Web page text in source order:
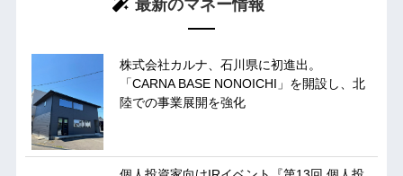
最新のマネー情報
株式会社カルナ、石川県に初進出。
「CARNA BASE NONOICHI」を開設し、北
陸での事業展開を強化